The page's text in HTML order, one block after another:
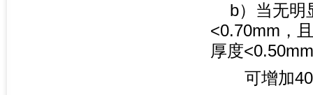
b）当无明
<0.70mm，
厚度
可增加